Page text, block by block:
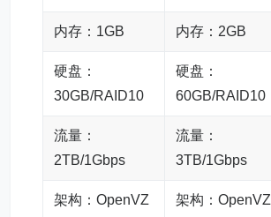
内存：1GB 内存：2GB
硬盘：
30GB/RAID10
硬盘：
60GB/RAID10
流量：
2TB/1Gbps
流量：
3TB/1Gbps
架构：OpenVZ 架构：OpenVZ